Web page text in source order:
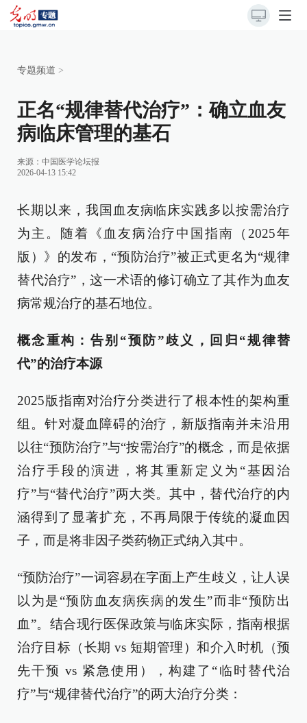
专题频道 >
正名“规律替代治疗”：确立血友
病临床管理的基石
来源： 中国医学论坛报
2026-04-13 15:42
长期以来，我国血友病临床实践多以按需治疗
为主。随着《血友病治疗中国指南（2025年
版）》的发布，“预防治疗”被正式更名为“规律
替代治疗”，这一术语的修订确立了其作为血友
病常规治疗的基石地位。
概念重构：告别“预防”歧义，回归“规律替
代”的治疗本源
2025版指南对治疗分类进行了根本性的架构重
组。针对凝血障碍的治疗，新版指南并未沿用
以往“预防治疗”与“按需治疗”的概念，而是依据
治疗手段的演进，将其重新定义为“基因治
疗”与“替代治疗”两大类。其中，替代治疗的内
涵得到了显著扩充，不再局限于传统的凝血因
子，而是将非因子类药物正式纳入其中。
“预防治疗”一词容易在字面上产生歧义，让人误
以为是“预防血友病疾病的发生”而非“预防出
血”。结合现行医保政策与临床实际，指南根据
治疗目标（长期 vs 短期管理）和介入时机（预
先干预 vs 紧急使用），构建了“临时替代治
疗”与“规律替代治疗”的两大治疗分类：